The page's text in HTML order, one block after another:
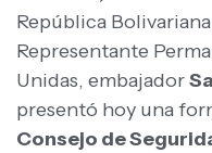
República
Representante
Unidas, embajador
presentó hoy una
Consejo de